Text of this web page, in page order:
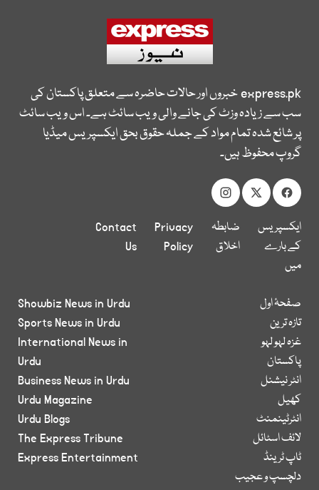
express.pkخبروں اور حالات حاضرہ سے متعلق پاکستان کی
سب سے زیادہ وزٹ کی جانے والی ویب سائٹ ہے۔ اس ویب سائٹ
پر شائع شدہ تمام مواد کے جملہ حقوق بحق ایکسپریس میڈیا
گروپ محفوظ ہیں۔
ایکسپریس
کے بارے
میں
ضابطہ
اخلاق
Privacy
Policy
Contact
Us
صفحۂ اول
تازہ ترین
غزہ لہو لہو
پاکستان
انٹر نیشنل
کھیل
انٹرٹینمنٹ
لائف اسٹائل
ٹاپ ٹرینڈ
دلچسپ و عجیب
Showbiz News in Urdu
Sports News in Urdu
International News in
Urdu
Business News in Urdu
Urdu Magazine
Urdu Blogs
The Express Tribune
Express Entertainment